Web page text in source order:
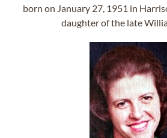
born on January 27, 1951 in
daughter of the late